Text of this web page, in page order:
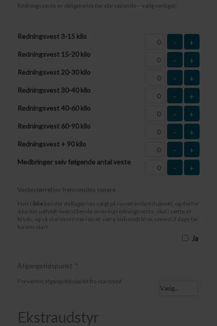
Redningsveste er obligatorisk for alle sejlende – vælg venligst:
Redningsvest 3-15 kilo
- +
Redningsvest 15-20 kilo
- +
Redningsvest 20-30 kilo
- +
Redningsvest 30-40 kilo
- +
Redningsvest 40-60 kilo
- +
Redningsvest 60-90 kilo
- +
Redningsvest + 90 kilo
- +
Medbringer selv følgende antal veste
- +
Vestestørrelser fremsendes senere
Hvis I ikke kender deltagernes vægt på nuværende tidspunkt, og derfor
ikke har udfyldt ovenstående omkring redningsveste, skal I sætte et
kryds, og så skal Vestestørrelser være indsendt til os senest 3 dage før
turens start
Ja
Afgangstidspunkt *
Forventet afgangstidspunkt fra startsted
Ekstraudstyr